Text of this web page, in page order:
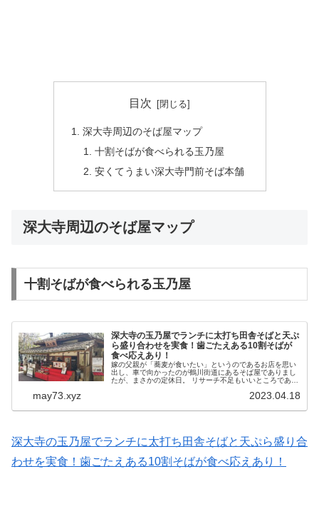
目次
深大寺周辺のそば屋マップ
十割そばが食べられる玉乃屋
安くてうまい深大寺門前そば本舗
深大寺周辺のそば屋マップ
十割そばが食べられる玉乃屋
深大寺の玉乃屋でランチに太打ち田舎そばと天ぷ
ら盛り合わせを実食！歯ごたえある10割そばが
食べ応えあり！
嫁の父親が「蕎麦が食いたい」というのであるお店を思い
出し、車で向かったのが鶴川街道にあるそば屋でありまし
たが、まさかの定休日。 リサーチ不足もいいところであり
may73.xyz 2023.04.18
深大寺の玉乃屋でランチに太打ち田舎そばと天ぷら盛り合
わせを実食！歯ごたえある10割そばが食べ応えあり！